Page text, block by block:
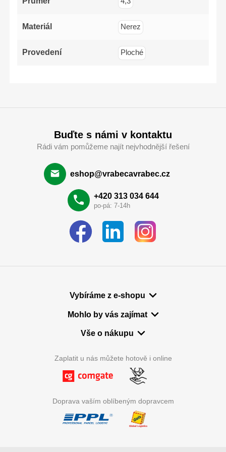
Materiál Nerez
Provedení Ploché
Buďte s námi v kontaktu
Rádi vám pomůžeme najít nejvhodnější řešení
eshop@vrabecavrabec.cz
+420 313 034 644
po-pá: 7-14h
Vybíráme z e-shopu
Mohlo by vás zajímat
Vše o nákupu
Zaplatit u nás můžete hotově i online
Doprava vaším oblíbeným dopravcem